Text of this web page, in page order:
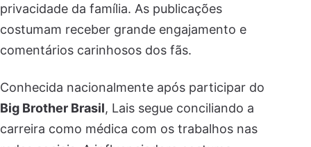
privacidade da família. As publicações
costumam receber grande engajamento e
comentários carinhosos dos fãs.
Conhecida nacionalmente após participar do
Big Brother Brasil, Lais segue conciliando a
carreira como médica com os trabalhos nas